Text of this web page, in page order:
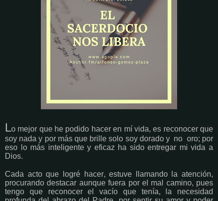
Lo mejor que he podido hacer en mí vida, es reconocer que
soy nada y por más que brille solo soy dorado y no oro; por
eso lo más inteligente y eficaz ha sido entregar mi vida a
Dios.
Cada acto que logré hacer, estuve llamando la atención,
procurando destacar aunque fuera por el mal camino, pues
tengo que reconocer el vacío que tenía, la necesidad